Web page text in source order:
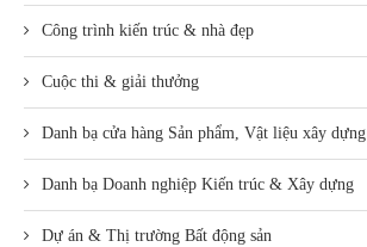
Công trình kiến trúc & nhà đẹp
Cuộc thi & giải thưởng
Danh bạ cửa hàng Sản phẩm, Vật liệu xây dựng
Danh bạ Doanh nghiệp Kiến trúc & Xây dựng
Dự án & Thị trường Bất động sản